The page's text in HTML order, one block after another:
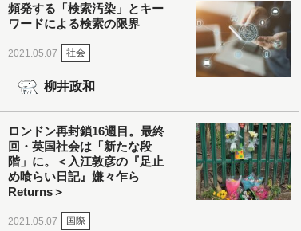
頻発する「検索汚染」とキー
ワードによる検索の限界
2021.05.07 社会
柳井政和
ロンドン再封鎖16週目。最終
回・英国社会は「新たな段
階」に。＜入江敦彦の『足止
め喰らい日記』嫌々乍ら
Returns＞
2021.05.07 国際